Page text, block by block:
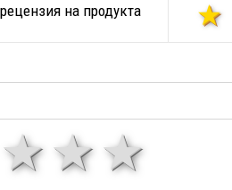
на продукта
4
3 звезди
звезди